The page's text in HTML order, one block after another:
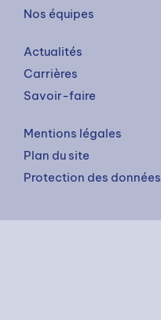
Nos équipes
Actualités
Carrières
Savoir-faire
Mentions légales
Plan du site
Protection des données